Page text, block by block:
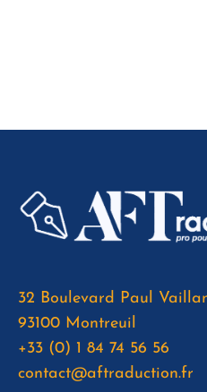
32 Boulevard Paul
93100 Montreuil
+33 (0) 1 84 74 56 56
contact@aftraduction.fr